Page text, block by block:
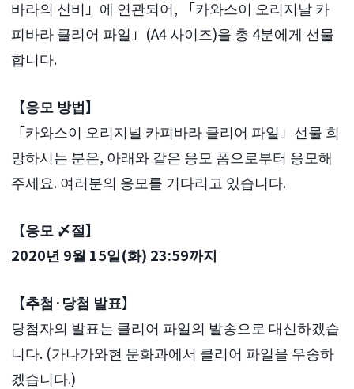
바라의 신비」에 연관되어, 「카와스이 오리지날 카
피바라 클리어 파일」(A4 사이즈)을 총 4분에게 선물
합니다.
【응모 방법】
「카와스이 오리지널 카피바라 클리어 파일」선물 희
망하시는 분은, 아래와 같은 응모 폼으로부터 응모해
주세요. 여러분의 응모를 기다리고 있습니다.
【응모 〆절】
2020년 9월 15일(화) 23:59까지
【추첨·당첨 발표】
당첨자의 발표는 클리어 파일의 발송으로 대신하겠습
니다. (가나가와현 문화과에서 클리어 파일을 우송하
겠습니다.)